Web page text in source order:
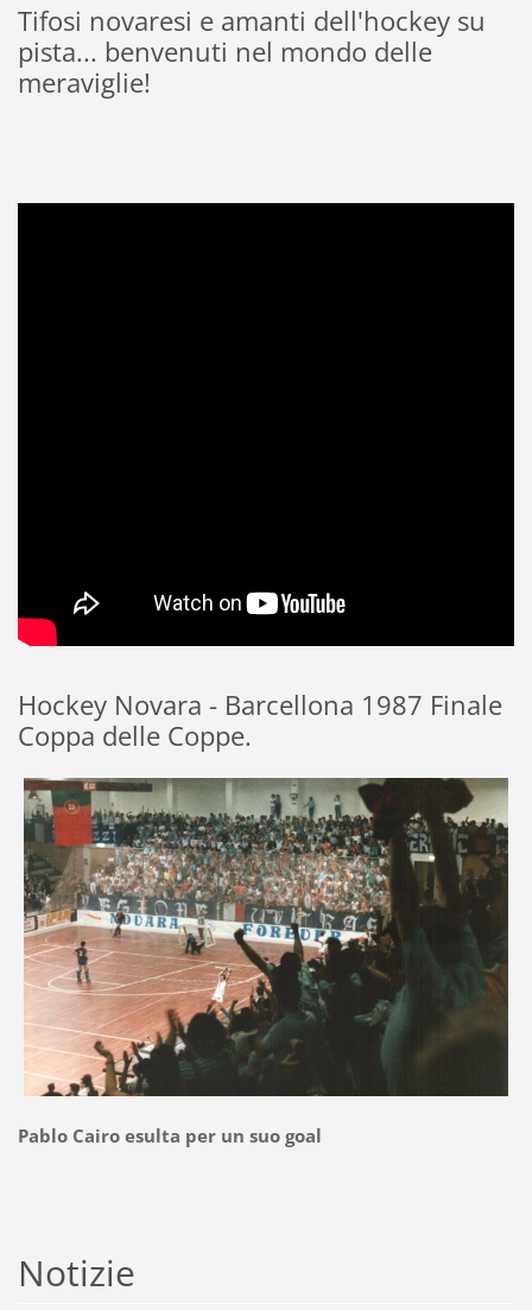
Tifosi novaresi e amanti dell'hockey su
pista... benvenuti nel mondo delle
meraviglie!
Hockey Novara - Barcellona 1987 Finale
Coppa delle Coppe.
Pablo Cairo esulta per un suo goal
Notizie